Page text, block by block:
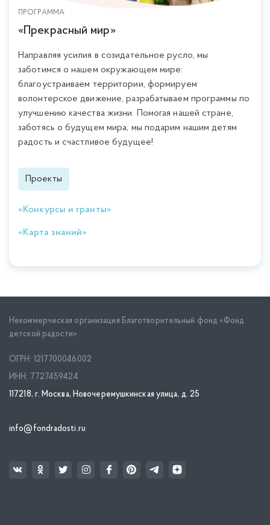
ПРОГРАММА
«Прекрасный мир»
Направляя усилия в созидательное русло, мы
заботимся о нашем окружающем мире:
благоустраиваем территории, формируем
волонтерское движение, разрабатываем программы по
улучшению качества жизни. Помогая нашей стране,
заботясь о будущем мира, мы подарим нашим детям
радость и счастливое будущее!
Проекты
«Конкурсы и гранты»
«Карта знаний»
Некоммерческая организация Благотворительный фонд «Фонд
детской радости»
ОГРН: 1217700046002
ИНН: 7727459424
117218, г. Москва, Новочеремушкинская улица, д. 25
info@fondradosti.ru